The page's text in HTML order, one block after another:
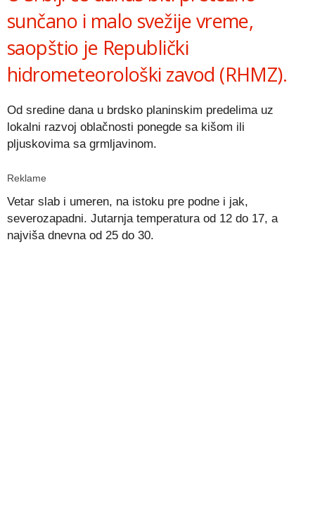
sunčano i malo svežije vreme,
saopštio je Republički
hidrometeorološki zavod (RHMZ).
Od sredine dana u brdsko planinskim predelima uz
lokalni razvoj oblačnosti ponegde sa kišom ili
pljuskovima sa grmljavinom.
Reklame
Vetar slab i umeren, na istoku pre podne i jak,
severozapadni. Jutarnja temperatura od 12 do 17, a
najviša dnevna od 25 do 30.